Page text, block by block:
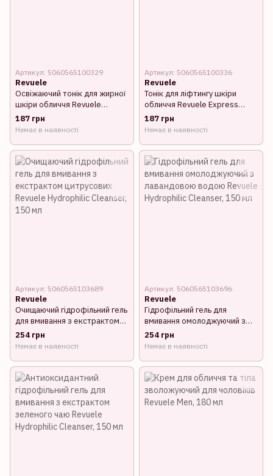
Артикул: 5060565100329
Revuele
Освіжаючий тонік для жирної
шкіри обличчя Revuele
Express Tonic, 250 мл
187 грн
Немає в наявності
Артикул: 5060565100336
Revuele
Тонік для ліфтингу шкіри
обличчя Revuele Express
Tonic Lift, 250 мл
187 грн
Немає в наявності
Артикул: 5060565103689
Revuele
Очищаючий гідрофільний гель
для вмивання з екстрактом
цитрусових Revuele
Hydrophilic Cleanser, 150 мл
254 грн
Немає в наявності
Артикул: 5060565103696
Revuele
Гідрофільний гель для
вмивання омолоджуючий з
лавандовою водою Revuele
Hydrophilic Cleanser, 150 мл
254 грн
Немає в наявності